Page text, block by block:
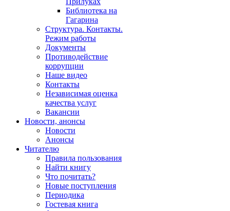
Библиотека на
Гагарина
Структура. Контакты.
Режим работы
Документы
Противодействие
коррупции
Наше видео
Контакты
Независимая оценка
качества услуг
Вакансии
Новости, анонсы
Новости
Анонсы
Читателю
Правила пользования
Найти книгу
Что почитать?
Новые поступления
Периодика
Гостевая книга